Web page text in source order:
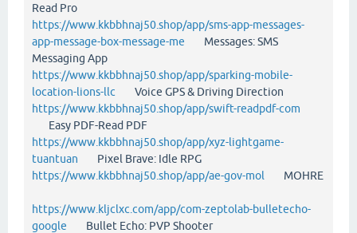
Read Pro
https://www.kkbbhnaj50.shop/app/sms-app-messages-
app-message-box-message-me Messages: SMS
Messaging App
https://www.kkbbhnaj50.shop/app/sparking-mobile-
location-lions-llc Voice GPS & Driving Direction
https://www.kkbbhnaj50.shop/app/swift-readpdf-com
Easy PDF-Read PDF
https://www.kkbbhnaj50.shop/app/xyz-lightgame-
tuantuan Pixel Brave: Idle RPG
https://www.kkbbhnaj50.shop/app/ae-gov-mol MOHRE
https://www.kljclxc.com/app/com-zeptolab-bulletecho-
google Bullet Echo: PVP Shooter